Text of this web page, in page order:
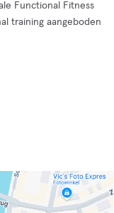
Functional Fitness
training aangeboden